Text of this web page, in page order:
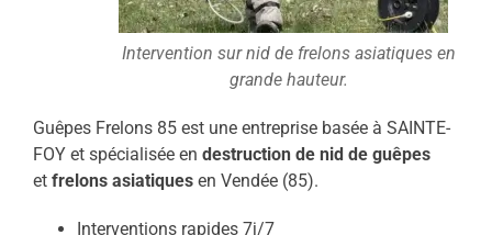
Intervention sur nid de frelons asiatiques en
grande hauteur.
Guêpes Frelons 85 est une entreprise basée à SAINTE-
FOY et spécialisée en destruction de nid de guêpes
et frelons asiatiquesen Vendée (85).
Interventions rapides 7j/7